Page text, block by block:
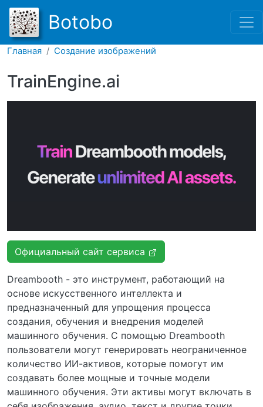
Перейти к основному
Botobo
Главная Создание изображений
TrainEngine.ai
Официальный сайт сервиса
Dreambooth - это инструмент, работающий на
основе искусственного интеллекта и
предназначенный для упрощения процесса
создания, обучения и внедрения моделей
машинного обучения. С помощью Dreambooth
пользователи могут генерировать неограниченное
количество ИИ-активов, которые помогут им
создавать более мощные и точные модели
машинного обучения. Эти активы могут включать в